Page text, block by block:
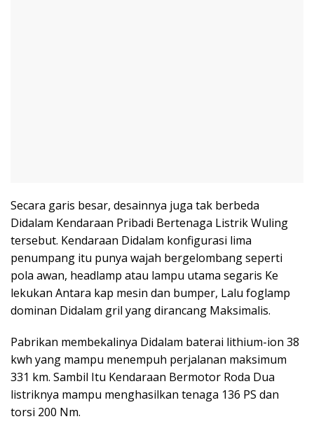
Secara garis besar, desainnya juga tak berbeda
Didalam Kendaraan Pribadi Bertenaga Listrik Wuling
tersebut. Kendaraan Didalam konfigurasi lima
penumpang itu punya wajah bergelombang seperti
pola awan, headlamp atau lampu utama segaris Ke
lekukan Antara kap mesin dan bumper, Lalu foglamp
dominan Didalam gril yang dirancang Maksimalis.
Pabrikan membekalinya Didalam baterai lithium-ion 38
kwh yang mampu menempuh perjalanan maksimum
331 km. Sambil Itu Kendaraan Bermotor Roda Dua
listriknya mampu menghasilkan tenaga 136 PS dan
torsi 200 Nm.